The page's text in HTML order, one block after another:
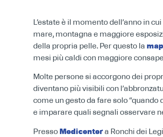
L’estate è il momento dell’anno in
mare, montagna e maggiore
della propria pelle. Per questo la
mesi più caldi con maggiore
Molte persone si accorgono dei
diventano più visibili con
come un gesto da fare solo
e imparare quali segnali osservare
Presso Medicentera Ronchi dei